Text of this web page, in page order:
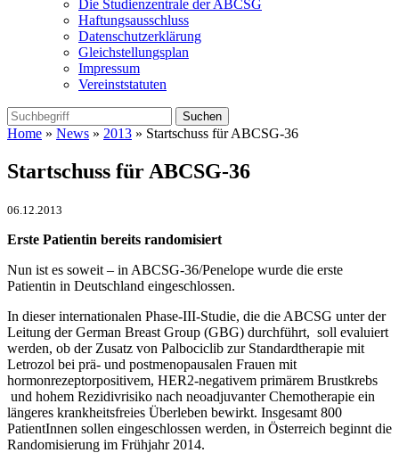
Die Studienzentrale der ABCSG
Haftungsausschluss
Datenschutzerklärung
Gleichstellungsplan
Impressum
Vereinststatuten
Home » News » 2013 » Startschuss für ABCSG-36
Startschuss für ABCSG-36
06.12.2013
Erste Patientin bereits randomisiert
Nun ist es soweit – in ABCSG-36/Penelope wurde die erste
Patientin in Deutschland eingeschlossen.
In dieser internationalen Phase-III-Studie, die die ABCSG unter der
Leitung der German Breast Group (GBG) durchführt, soll evaluiert
werden, ob der Zusatz von Palbociclib zur Standardtherapie mit
Letrozol bei prä- und postmenopausalen Frauen mit
hormonrezeptorpositivem, HER2-negativem primärem Brustkrebs
und hohem Rezidivrisiko nach neoadjuvanter Chemotherapie ein
längeres krankheitsfreies Überleben bewirkt. Insgesamt 800
PatientInnen sollen eingeschlossen werden, in Österreich beginnt die
Randomisierung im Frühjahr 2014.